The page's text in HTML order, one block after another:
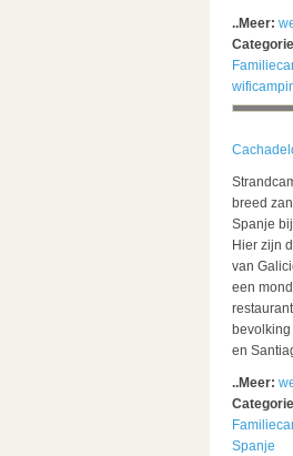
..Meer:
breed
Spanje
Hier zijn
van
een
en
..Meer:
Spanje